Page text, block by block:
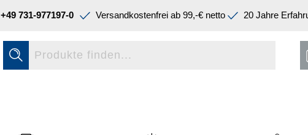
+49 731-977197-0 Versandkostenfrei ab 99,-€ netto 20 Jahre